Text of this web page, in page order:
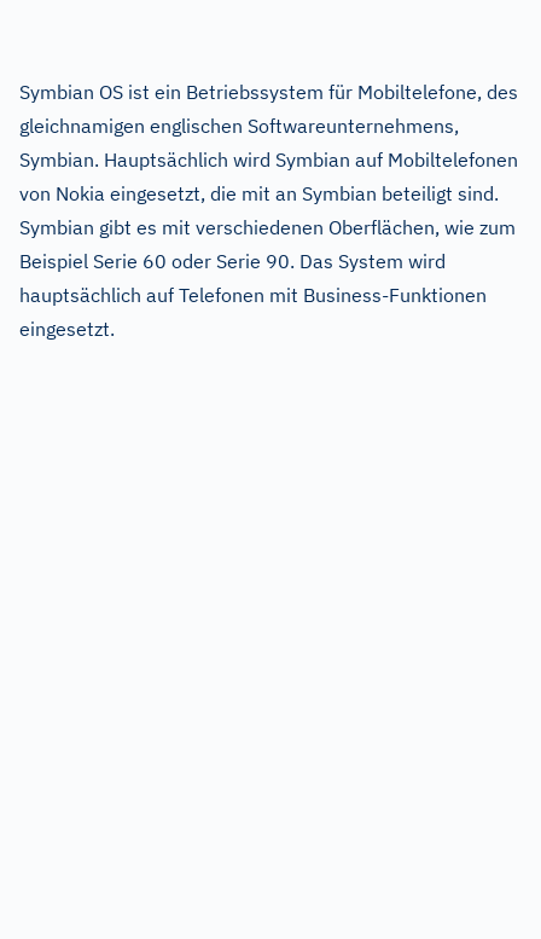
Symbian OS ist ein Betriebssystem für Mobiltelefone, des
gleichnamigen englischen Softwareunternehmens,
Symbian. Hauptsächlich wird Symbian auf Mobiltelefonen
von Nokia eingesetzt, die mit an Symbian beteiligt sind.
Symbian gibt es mit verschiedenen Oberflächen, wie zum
Beispiel Serie 60 oder Serie 90. Das System wird
hauptsächlich auf Telefonen mit Business-Funktionen
eingesetzt.